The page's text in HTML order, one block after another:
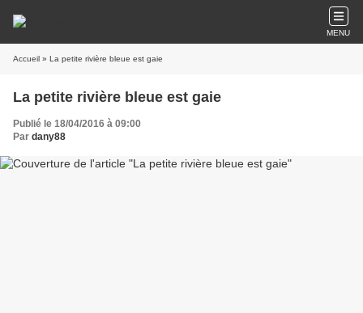
MENU
Accueil » La petite rivière bleue est gaie
La petite rivière bleue est gaie
Publié le 18/04/2016 à 09:00
Par dany88